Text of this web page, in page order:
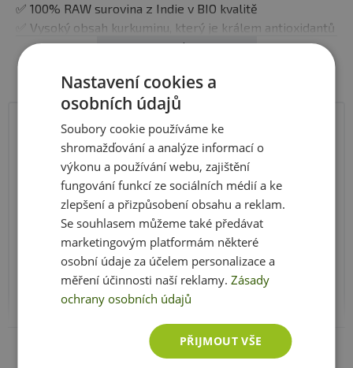
✅ 100% RAW surovina z Indie v BIO kvalitě
✅ Vysoký obsah kurkuminu, který je králem antioxidantů
✅ Velmi silný antioxidační účinek
✅ Podporuje správnou funkci jater, kariovaskulární,
trávicí, dýchací systém a duševní rovnováhu
✅ Pozitivní účinek na klouby, kosti a pokožku
✅ Kořeny kurkumy jsou šetrně sušeny pro zachování,
co nejvyššího obsahu kurkuminu
✅ Intenzivní vůně i chuť
Kurkuma má jemnou, kořenitou chuť a vůni. Můžete
jej přidávat do každého jídla od polévek až po omáčky
Kurkumu můžete použít pro přípravu tradičního
ajurvédského hojivého nápoje zlaté mléko nebo
immunity shotu
Zobrazit celý popis
Výživové údaje
Energetická hodnota
354 kJ / 302
9,88 g
z toho nasycené mastné
kyseliny
3,12 g
Sacharidy
64,93 g
z toho cukry
21,1 g
38 g
Zobrazit celé parametry
Nastavení cookies a
osobních údajů
Soubory cookie používáme ke
shromažďování a analýze informací o
výkonu a používání webu, zajištění
fungování funkcí ze sociálních médií a ke
zlepšení a přizpůsobení obsahu a reklam.
Se souhlasem můžeme také předávat
marketingovým platformám některé
osobní údaje za účelem personalizace a
měření účinnosti naší reklamy.Zásady
ochrany osobních údajů
PŘIJMOUT VŠE